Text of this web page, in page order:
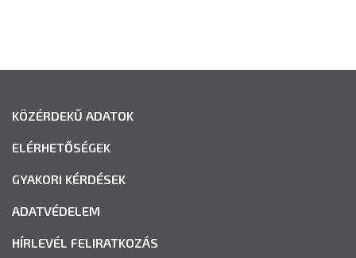
KÖZÉRDEKŰ ADATOK
ELÉRHETŐSÉGEK
GYAKORI KÉRDÉSEK
ADATVÉDELEM
HÍRLEVÉL FELIRATKOZÁS